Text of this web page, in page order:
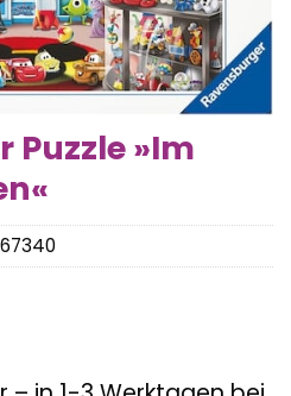
Puzzle »Im